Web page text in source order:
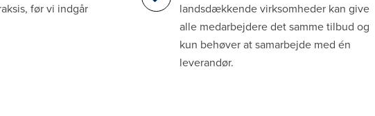
før vi indgår
landsdækkende virksomheder kan give
alle medarbejdere det samme tilbud og
kun behøver at samarbejde med én
leverandør.